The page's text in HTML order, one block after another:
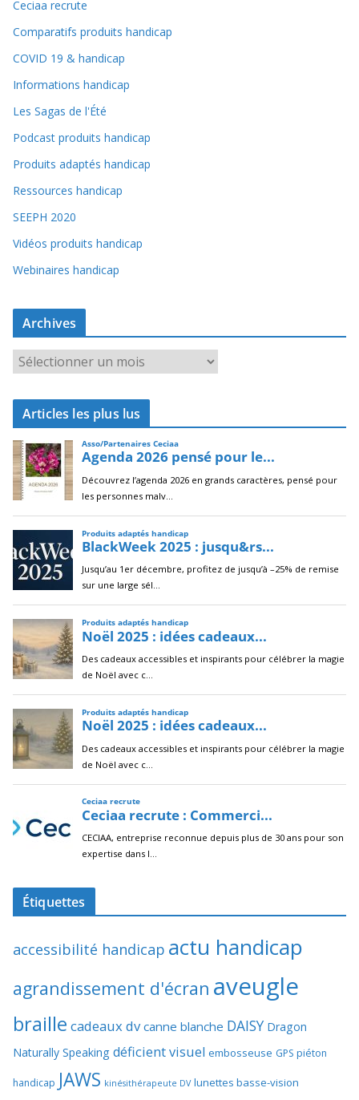
Ceciaa recrute
Comparatifs produits handicap
COVID 19 & handicap
Informations handicap
Les Sagas de l'Été
Podcast produits handicap
Produits adaptés handicap
Ressources handicap
SEEPH 2020
Vidéos produits handicap
Webinaires handicap
Archives
r
c
i
v
e
s
Articles les plus lus
Étiquettes
accessibilité handicap actu handicap
agrandissement d'écran aveugle
braille cadeaux dv canne blanche DAISY Dragon
Naturally Speaking déficient visuel embosseuse GPS piéton
handicap JAWS kinésithérapeute DV lunettes basse-vision